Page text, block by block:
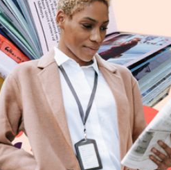
Schweiz
Österreich